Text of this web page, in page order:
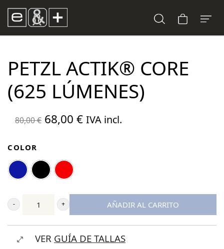
PETZL ACTIK® CORE
(625 LÚMENES)
80,00€ El
era:
80,00 €.
68,00 €El
IVA incl.
COLOR
Petzl
Actik®
Core
AÑADIR AL CARRITO
VER GUÍA DE TALLAS